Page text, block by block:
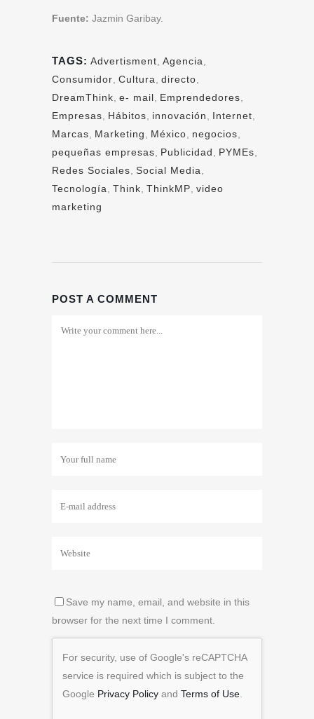
Fuente: Jazmin Garibay.
TAGS: Advertisment Agencia
Consumidor Cultura directo
DreamThink e- mail Emprendedores
Empresas
Hábitos innovación Internet
Marcas
Marketing México negocios
pequeñas empresas
Publicidad PYMEs
Redes Sociales Social Media
Tecnología
Think ThinkMP video
marketing
POST A COMMENT
Save my name, email, and website in this
browser for the next time I comment.
For security, use of Google's reCAPTCHA
service is required which is subject to the
Google Privacy Policy and Terms of Use